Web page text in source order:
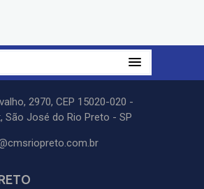
2970, CEP 15020-020 -
São José do Rio Preto - SP